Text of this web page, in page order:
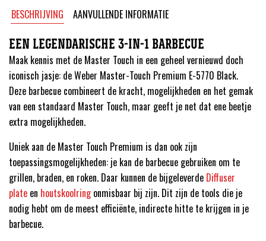
BESCHRIJVING AANVULLENDE INFORMATIE
EEN LEGENDARISCHE 3-IN-1 BARBECUE
Maak kennis met de Master Touch in een geheel vernieuwd doch
iconisch jasje: de Weber Master-Touch Premium E-5770 Black.
Deze barbecue combineert de kracht, mogelijkheden en het gemak
van een standaard Master Touch, maar geeft je net dat ene beetje
extra mogelijkheden.
Uniek aan de Master Touch Premium is dan ook zijn
toepassingsmogelijkheden: je kan de barbecue gebruiken om te
grillen, braden, en roken. Daar kunnen de bijgeleverde Diffuser
plate en houtskoolringonmisbaar bij zijn. Dit zijn de tools die je
nodig hebt om de meest efficiënte, indirecte hitte te krijgen in je
barbecue.